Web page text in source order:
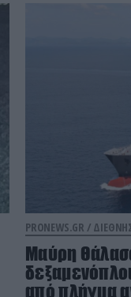
PRONEWS.GR /
Μαύρη
από πλήγμα